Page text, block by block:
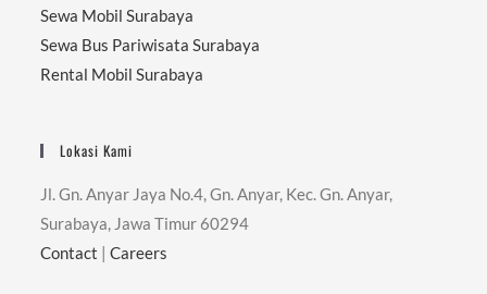
Sewa Mobil Surabaya
Sewa Bus Pariwisata Surabaya
Rental Mobil Surabaya
Lokasi Kami
Jl. Gn. Anyar Jaya No.4, Gn. Anyar, Kec. Gn. Anyar,
Surabaya, Jawa Timur 60294
Contact |Careers